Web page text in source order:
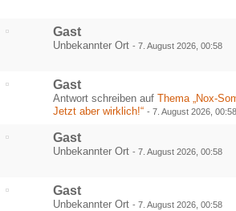
Gast
Unbekannter Ort - 7. August 2026, 00:58
Gast
Antwort schreiben auf Thema „Nox-
Jetzt aber wirklich!“ - 7. August 2026, 00:58
Gast
Unbekannter Ort - 7. August 2026, 00:58
Gast
Unbekannter Ort - 7. August 2026, 00:58